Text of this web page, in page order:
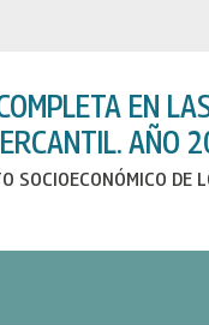
EN
AÑO
SOCIOECONÓMICO DE